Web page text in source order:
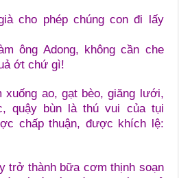
cho phép chúng con đi lấy
ông Adong, không cần che
ớt chứ gì!
xuống ao, gạt bèo, giăng lưới,
quậy bùn là thú vui của tụi
chấp thuận, được khích lệ:
trở thành bữa cơm thịnh soạn